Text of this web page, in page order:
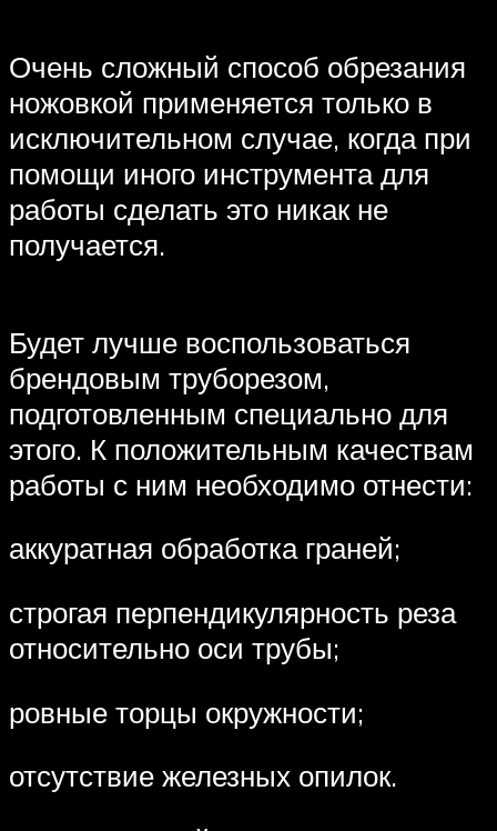
Очень сложный способ обрезания
ножовкой применяется только в
исключительном случае, когда при
помощи иного инструмента для
работы сделать это никак не
получается.
Будет лучше воспользоваться
брендовым труборезом,
подготовленным специально для
этого. К положительным качествам
работы с ним необходимо отнести:
аккуратная обработка граней;
строгая перпендикулярность реза
относительно оси трубы;
ровные торцы окружности;
отсутствие железных опилок.